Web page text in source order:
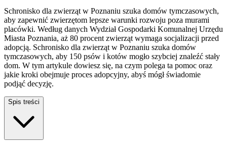
Schronisko dla zwierząt w Poznaniu szuka domów tymczasowych,
aby zapewnić zwierzętom lepsze warunki rozwoju poza murami
placówki. Według danych Wydział Gospodarki Komunalnej Urzędu
Miasta Poznania, aż 80 procent zwierząt wymaga socjalizacji przed
adopcją. Schronisko dla zwierząt w Poznaniu szuka domów
tymczasowych, aby 150 psów i kotów mogło szybciej znaleźć stały
dom. W tym artykule dowiesz się, na czym polega ta pomoc oraz
jakie kroki obejmuje proces adopcyjny, abyś mógł świadomie
podjąć decyzję.
Spis treści